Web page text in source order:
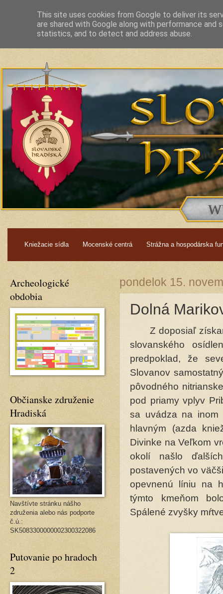
Slavic Hillforts and Fortified Settlements in Slovakia and related
Kniežacie sídla
Mocenské centrá Strážna a hospodárska
pondelok 15.
Dolná
Z doposiaľ
slovanského
predpoklad, že
Slovanov
pôvodného
pod priamy vplyv
sa uvádza na inom
hlavným (azda
Divinke na Veľkom
okolí našlo
postavených vo
opevnenú líniu na
týmto kmeňom
Spálené zvyšky
Archeologické
obdobia
Občianske združenie
Hradiská
Navštívte stránku nášho
združenia alebo nás podporte
č.ú.:
SK5083300000002300322086
Putovanie po hradoch
2
This site uses cookies from Google to deliver its
are shared with Google along with performance
statistics, and to detect and address abuse.